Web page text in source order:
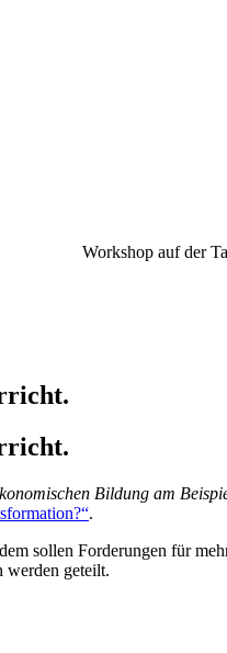
Workshop auf der
Bildung am
.
sollen Forderungen für
werden geteilt.